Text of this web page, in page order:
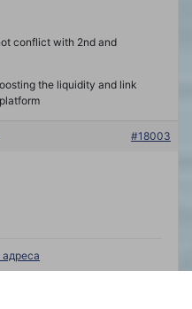
conflict with 2nd and
the liquidity and link
#18003